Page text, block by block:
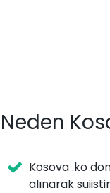
Neden
Kosova .ko
alınarak